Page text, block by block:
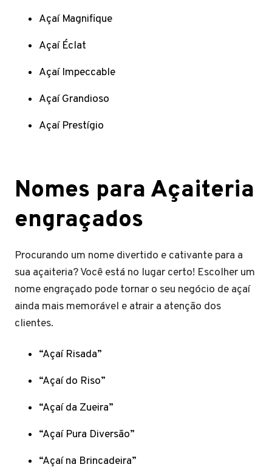
Açaí Magnifique
Açaí Éclat
Açaí Impeccable
Açaí Grandioso
Açaí Prestígio
Nomes para Açaiteria
engraçados
Procurando um nome divertido e cativante para a
sua açaiteria? Você está no lugar certo! Escolher um
nome engraçado pode tornar o seu negócio de açaí
ainda mais memorável e atrair a atenção dos
clientes.
“Açaí Risada”
“Açaí do Riso”
“Açaí da Zueira”
“Açaí Pura Diversão”
“Açaí na Brincadeira”